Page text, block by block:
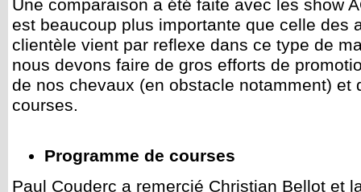
Une comparaison a été faite avec les show
est beaucoup plus importante que celle des
clientèle vient par reflexe dans ce type de
nous devons faire de gros efforts de
de nos chevaux (en obstacle notamment) et
courses.
Programme de courses
Paul Couderc a remercié Christian Bellot et